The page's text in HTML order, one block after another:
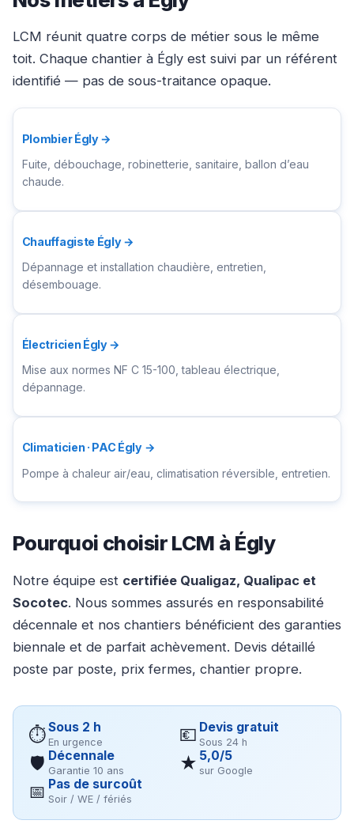
LCM réunit quatre corps de métier sous le même
toit. Chaque chantier à Égly est suivi par un référent
identifié — pas de sous-traitance opaque.
Plombier Égly →
Fuite, débouchage, robinetterie, sanitaire, ballon d’eau
chaude.
Chauffagiste Égly →
Dépannage et installation chaudière, entretien,
désembouage.
Électricien Égly →
Mise aux normes NF C 15-100, tableau électrique,
dépannage.
Climaticien · PAC Égly →
Pompe à chaleur air/eau, climatisation réversible, entretien.
Pourquoi choisir LCM à Égly
Notre équipe est certifiée Qualigaz, Qualipac et
Socotec. Nous sommes assurés en responsabilité
décennale et nos chantiers bénéficient des garanties
biennale et de parfait achèvement. Devis détaillé
poste par poste, prix fermes, chantier propre.
⏱Sous 2 h
En urgence 💶 Devis gratuit
Sous 24 h
🛡 Décennale
Garantie 10 ans ★ 5,0/5
sur Google
📅 Pas de surcoût
Soir / WE / fériés